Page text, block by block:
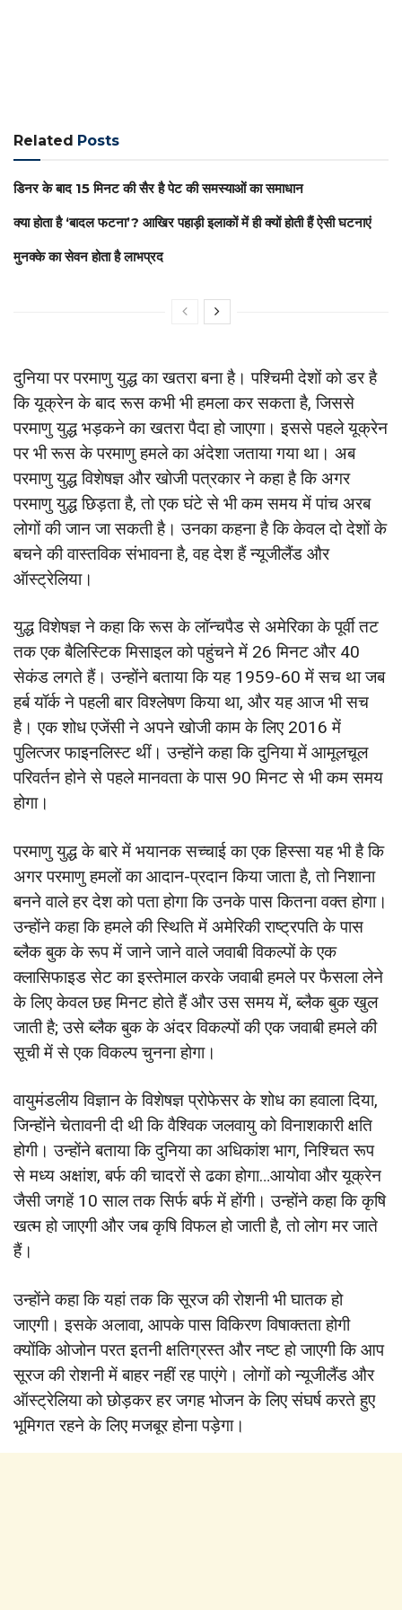
Related Posts
डिनर के बाद 15 मिनट की सैर है पेट की समस्याओं का समाधान
क्या होता है ‘बादल फटना’? आखिर पहाड़ी इलाकों में ही क्यों होती हैं ऐसी घटनाएं
मुनक्के का सेवन होता है लाभप्रद
दुनिया पर परमाणु युद्ध का खतरा बना है। पश्चिमी देशों को डर है
कि यूक्रेन के बाद रूस कभी भी हमला कर सकता है, जिससे
परमाणु युद्ध भड़कने का खतरा पैदा हो जाएगा। इससे पहले यूक्रेन
पर भी रूस के परमाणु हमले का अंदेशा जताया गया था। अब
परमाणु युद्ध विशेषज्ञ और खोजी पत्रकार ने कहा है कि अगर
परमाणु युद्ध छिड़ता है, तो एक घंटे से भी कम समय में पांच अरब
लोगों की जान जा सकती है। उनका कहना है कि केवल दो देशों के
बचने की वास्तविक संभावना है, वह देश हैं न्यूजीलैंड और
ऑस्ट्रेलिया।
युद्ध विशेषज्ञ ने कहा कि रूस के लॉन्चपैड से अमेरिका के पूर्वी तट
तक एक बैलिस्टिक मिसाइल को पहुंचने में 26 मिनट और 40
सेकंड लगते हैं। उन्होंने बताया कि यह 1959-60 में सच था जब
हर्ब यॉर्क ने पहली बार विश्लेषण किया था, और यह आज भी सच
है। एक शोध एजेंसी ने अपने खोजी काम के लिए 2016 में
पुलित्जर फाइनलिस्ट थीं। उन्होंने कहा कि दुनिया में आमूलचूल
परिवर्तन होने से पहले मानवता के पास 90 मिनट से भी कम समय
होगा।
परमाणु युद्ध के बारे में भयानक सच्चाई का एक हिस्सा यह भी है कि
अगर परमाणु हमलों का आदान-प्रदान किया जाता है, तो निशाना
बनने वाले हर देश को पता होगा कि उनके पास कितना वक्त होगा।
उन्होंने कहा कि हमले की स्थिति में अमेरिकी राष्ट्रपति के पास
ब्लैक बुक के रूप में जाने जाने वाले जवाबी विकल्पों के एक
क्लासिफाइड सेट का इस्तेमाल करके जवाबी हमले पर फैसला लेने
के लिए केवल छह मिनट होते हैं और उस समय में, ब्लैक बुक खुल
जाती है; उसे ब्लैक बुक के अंदर विकल्पों की एक जवाबी हमले की
सूची में से एक विकल्प चुनना होगा।
वायुमंडलीय विज्ञान के विशेषज्ञ प्रोफेसर के शोध का हवाला दिया,
जिन्होंने चेतावनी दी थी कि वैश्विक जलवायु को विनाशकारी क्षति
होगी। उन्होंने बताया कि दुनिया का अधिकांश भाग, निश्चित रूप
से मध्य अक्षांश, बर्फ की चादरों से ढका होगा…आयोवा और यूक्रेन
जैसी जगहें 10 साल तक सिर्फ बर्फ में होंगी। उन्होंने कहा कि कृषि
खत्म हो जाएगी और जब कृषि विफल हो जाती है, तो लोग मर जाते
हैं।
उन्होंने कहा कि यहां तक कि सूरज की रोशनी भी घातक हो
जाएगी। इसके अलावा, आपके पास विकिरण विषाक्तता होगी
क्योंकि ओजोन परत इतनी क्षतिग्रस्त और नष्ट हो जाएगी कि आप
सूरज की रोशनी में बाहर नहीं रह पाएंगे। लोगों को न्यूजीलैंड और
ऑस्ट्रेलिया को छोड़कर हर जगह भोजन के लिए संघर्ष करते हुए
भूमिगत रहने के लिए मजबूर होना पड़ेगा।